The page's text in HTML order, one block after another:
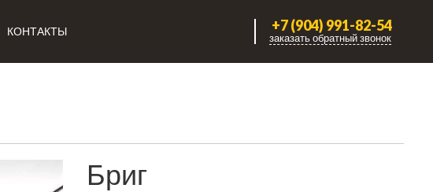
КОНТАКТЫ +7 (904) 991-82-54
заказать обратный звонок
Бриг